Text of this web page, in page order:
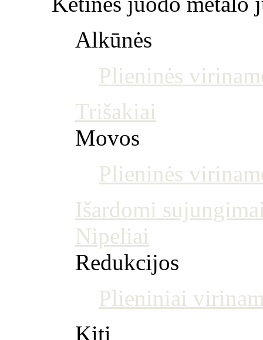
Alkūnės
Plieninės
Trišakiai
Movos
Plieninės
Išardomi
Nipeliai
Redukcijos
Plieniniai
Kiti